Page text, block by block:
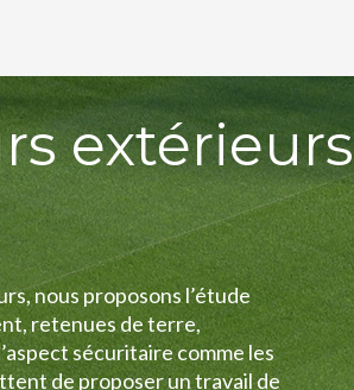
extérieurs
nous proposons l’étude
retenues de terre,
sécuritaire comme les
de proposer un travail de